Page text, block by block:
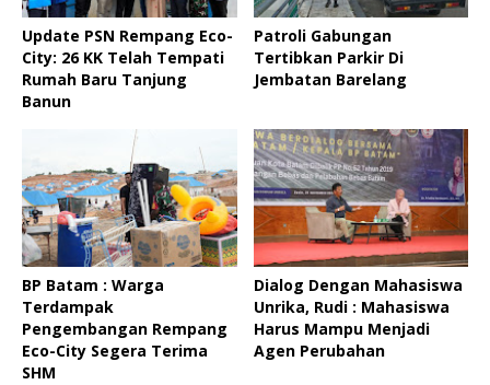
Update PSN Rempang Eco-
City: 26 KK Telah Tempati
Rumah Baru Tanjung
Banun
Patroli Gabungan
Tertibkan Parkir Di
Jembatan Barelang
BP Batam : Warga
Terdampak
Pengembangan Rempang
Eco-City Segera Terima
SHM
Dialog Dengan Mahasiswa
Unrika, Rudi : Mahasiswa
Harus Mampu Menjadi
Agen Perubahan